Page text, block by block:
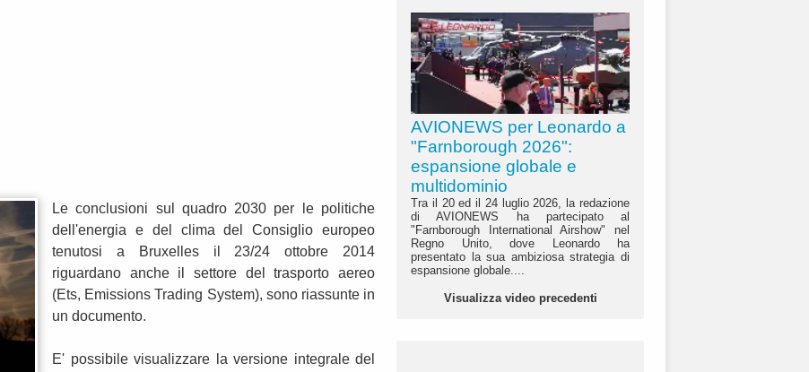
Le conclusioni sul quadro 2030 per le politiche
dell'energia e del clima del Consiglio europeo
tenutosi a Bruxelles il 23/24 ottobre 2014
riguardano anche il settore del trasporto aereo
(Ets, Emissions Trading System), sono riassunte in
un documento.
E' possibile visualizzare la versione integrale del
AVIONEWS per Leonardo a
"Farnborough 2026":
espansione globale e
multidominio
Tra il 20 ed il 24 luglio 2026, la redazione
di AVIONEWS ha partecipato al
"Farnborough International Airshow" nel
Regno Unito, dove Leonardo ha
presentato la sua ambiziosa strategia di
espansione globale....
Visualizza video precedenti